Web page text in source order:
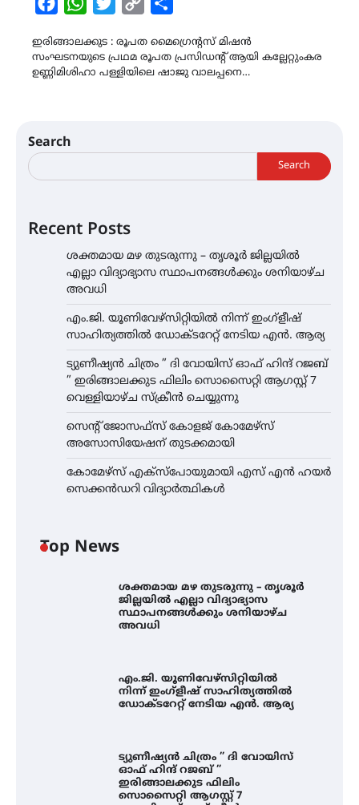
ഇരിങ്ങാലക്കുട : രൂപത മൈഗ്രെന്റസ് മിഷൻ
സംഘടനയുടെ പ്രഥമ രൂപത പ്രസിഡന്റ്‌ ആയി കല്ലേറ്റുംകര
ഉണ്ണിമിശിഹാ പള്ളിയിലെ ഷാജു വാലപ്പനെ…
Search
Search
Recent Posts
ശക്തമായ മഴ തുടരുന്നു – തൃശൂർ ജില്ലയിൽ
എല്ലാ വിദ്യാഭ്യാസ സ്ഥാപനങ്ങൾക്കും ശനിയാഴ്ച
അവധി
എം.ജി. യൂണിവേഴ്‌സിറ്റിയിൽ നിന്ന് ഇംഗ്ളീഷ്
സാഹിത്യത്തിൽ ഡോക്ടറേറ്റ് നേടിയ എൻ. ആര്യ
ട്യുണീഷ്യൻ ചിത്രം ” ദി വോയിസ് ഓഫ് ഹിന്ദ് റജബ്
” ഇരിങ്ങാലക്കുട ഫിലിം സൊസൈറ്റി ആഗസ്റ്റ് 7
വെള്ളിയാഴ്ച സ്‌ക്രീൻ ചെയ്യുന്നു
സെന്റ് ജോസഫ്സ് കോളജ് കോമേഴ്‌സ്
അസോസിയേഷന് തുടക്കമായി
കോമേഴ്സ് എക്സ്പോയുമായി എസ് എൻ ഹയർ
സെക്കൻഡറി വിദ്യാർത്ഥികൾ
Top News
ശക്തമായ മഴ തുടരുന്നു – തൃശൂർ
ജില്ലയിൽ എല്ലാ വിദ്യാഭ്യാസ
സ്ഥാപനങ്ങൾക്കും ശനിയാഴ്ച
അവധി
എം.ജി. യൂണിവേഴ്‌സിറ്റിയിൽ
നിന്ന് ഇംഗ്ളീഷ് സാഹിത്യത്തിൽ
ഡോക്ടറേറ്റ് നേടിയ എൻ. ആര്യ
ട്യുണീഷ്യൻ ചിത്രം ” ദി വോയിസ്
ഓഫ് ഹിന്ദ് റജബ് ”
ഇരിങ്ങാലക്കുട ഫിലിം
സൊസൈറ്റി ആഗസ്റ്റ് 7